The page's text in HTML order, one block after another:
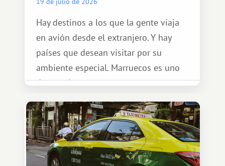
Hay destinos a los que la gente viaja
en avión desde el extranjero. Y hay
países que desean visitar por su
ambiente especial. Marruecos es uno
de esos lugares.